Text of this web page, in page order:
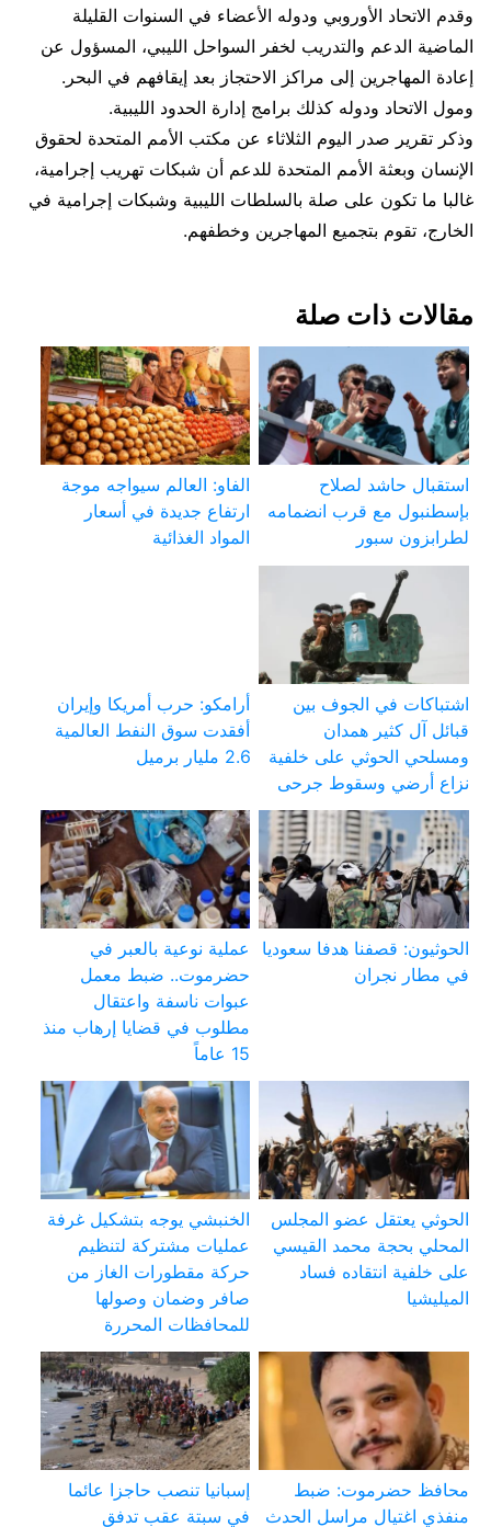
وقدم الاتحاد الأوروبي ودوله الأعضاء في السنوات القليلة
الماضية الدعم والتدريب لخفر السواحل الليبي، المسؤول عن
إعادة المهاجرين إلى مراكز الاحتجاز بعد إيقافهم في البحر.
ومول الاتحاد ودوله كذلك برامج إدارة الحدود الليبية.
وذكر تقرير صدر اليوم الثلاثاء عن مكتب الأمم المتحدة لحقوق
الإنسان وبعثة الأمم المتحدة للدعم أن شبكات تهريب إجرامية،
غالبا ما تكون على صلة بالسلطات الليبية وشبكات إجرامية في
الخارج، تقوم بتجميع المهاجرين وخطفهم.
مقالات ذات صلة
استقبال حاشد لصلاح
بإسطنبول مع قرب انضمامه
لطرابزون سبور
الفاو: العالم سيواجه موجة
ارتفاع جديدة في أسعار
المواد الغذائية
اشتباكات في الجوف بين
قبائل آل كثير همدان
ومسلحي الحوثي على خلفية
نزاع أرضي وسقوط جرحى
أرامكو: حرب أمريكا وإيران
أفقدت سوق النفط العالمية
2.6 مليار برميل
الحوثيون: قصفنا هدفا سعوديا
في مطار نجران
عملية نوعية بالعبر في
حضرموت.. ضبط معمل
عبوات ناسفة واعتقال
مطلوب في قضايا إرهاب منذ
15 عاماً
الحوثي يعتقل عضو المجلس
المحلي بحجة محمد القيسي
على خلفية انتقاده فساد
الميليشيا
الخنبشي يوجه بتشكيل غرفة
عمليات مشتركة لتنظيم
حركة مقطورات الغاز من
صافر وضمان وصولها
للمحافظات المحررة
محافظ حضرموت: ضبط
منفذي اغتيال مراسل الحدث
إسبانيا تنصب حاجزا عائما
في سبتة عقب تدفق